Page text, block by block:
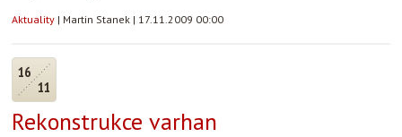
Aktuality | Martin Stanek | 17.11.2009 00:00
16
11
Rekonstrukce varhan